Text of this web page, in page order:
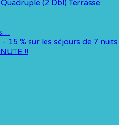
(2 Dbl) Terrasse
15 % sur les séjours de 7 nuits
!!